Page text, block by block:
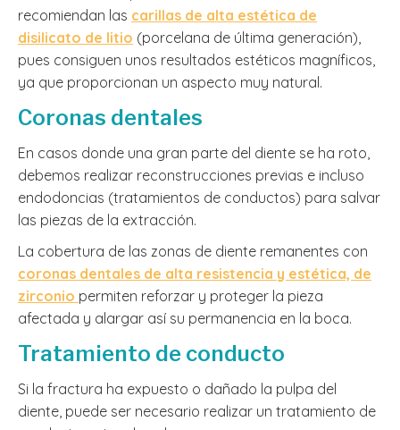
recomiendan las carillas de alta estética de
disilicato de litio (porcelana de última generación),
pues consiguen unos resultados estéticos magníficos,
ya que proporcionan un aspecto muy natural.
Coronas dentales
En casos donde una gran parte del diente se ha roto,
debemos realizar reconstrucciones previas e incluso
endodoncias (tratamientos de conductos) para salvar
las piezas de la extracción.
La cobertura de las zonas de diente remanentes con
coronas dentales de alta resistencia y estética, de
zirconio permiten reforzar y proteger la pieza
afectada y alargar así su permanencia en la boca.
Tratamiento de conducto
Si la fractura ha expuesto o dañado la pulpa del
diente, puede ser necesario realizar un tratamiento de